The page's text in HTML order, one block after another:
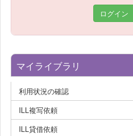
ログイン
マイライブラリ
利用状況の確認
ILL複写依頼
ILL貸借依頼